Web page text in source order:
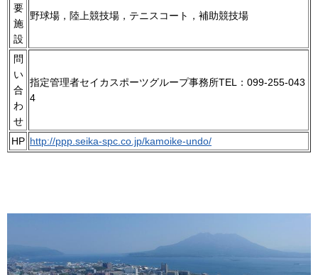
要
施
設
野球場，陸上競技場，テニスコート，補助競技場
問
い
合
わ
せ
指定管理者セイカスポーツグループ事務所TEL：099-255-043
4
HP http://ppp.seika-spc.co.jp/kamoike-undo/